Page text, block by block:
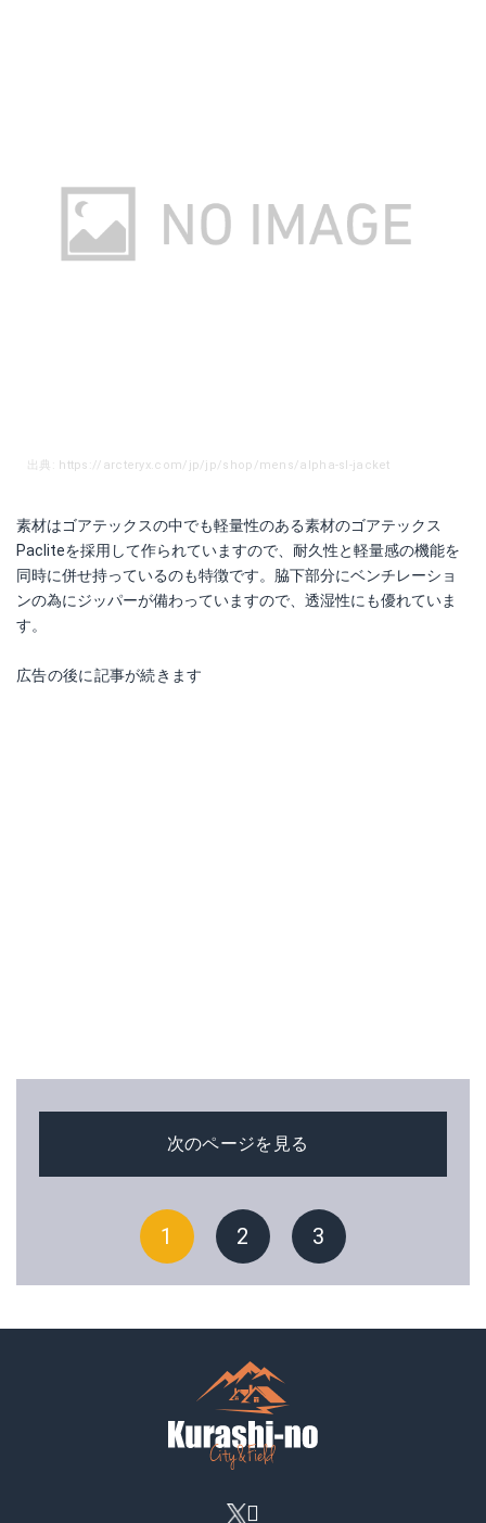
出典: https://arcteryx.com/jp/jp/shop/mens/alpha-sl-jacket
素材はゴアテックスの中でも軽量性のある素材のゴアテックス
Pacliteを採用して作られていますので、耐久性と軽量感の機能を
同時に併せ持っているのも特徴です。脇下部分にベンチレーショ
ンの為にジッパーが備わっていますので、透湿性にも優れていま
す。
広告の後に記事が続きます
次のページを見る
1 2 3